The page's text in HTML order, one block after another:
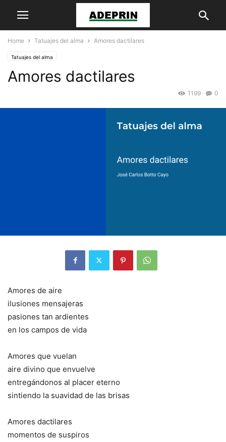
Home Tatuajes del alma Amores dactilares
Tatuajes del alma
Amores dactilares
0
1199
Amores de aire
ilusiones mensajeras
pasiones tan ardientes
en los campos de vida
Amores que vuelan
aire divino que envuelve
entregándonos al placer eterno
sintiendo la suavidad de las brisas
Amores dactilares
momentos de suspiros